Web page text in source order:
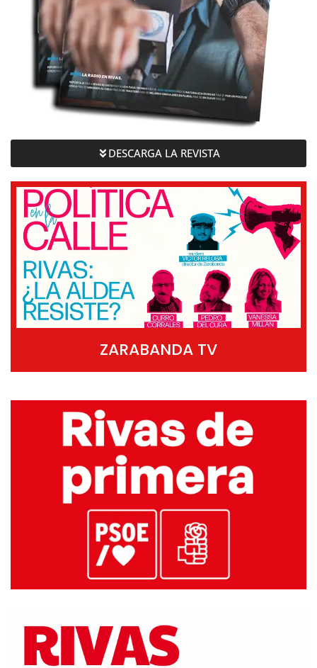
DESCARGA LA REVISTA
ZARABANDA TV